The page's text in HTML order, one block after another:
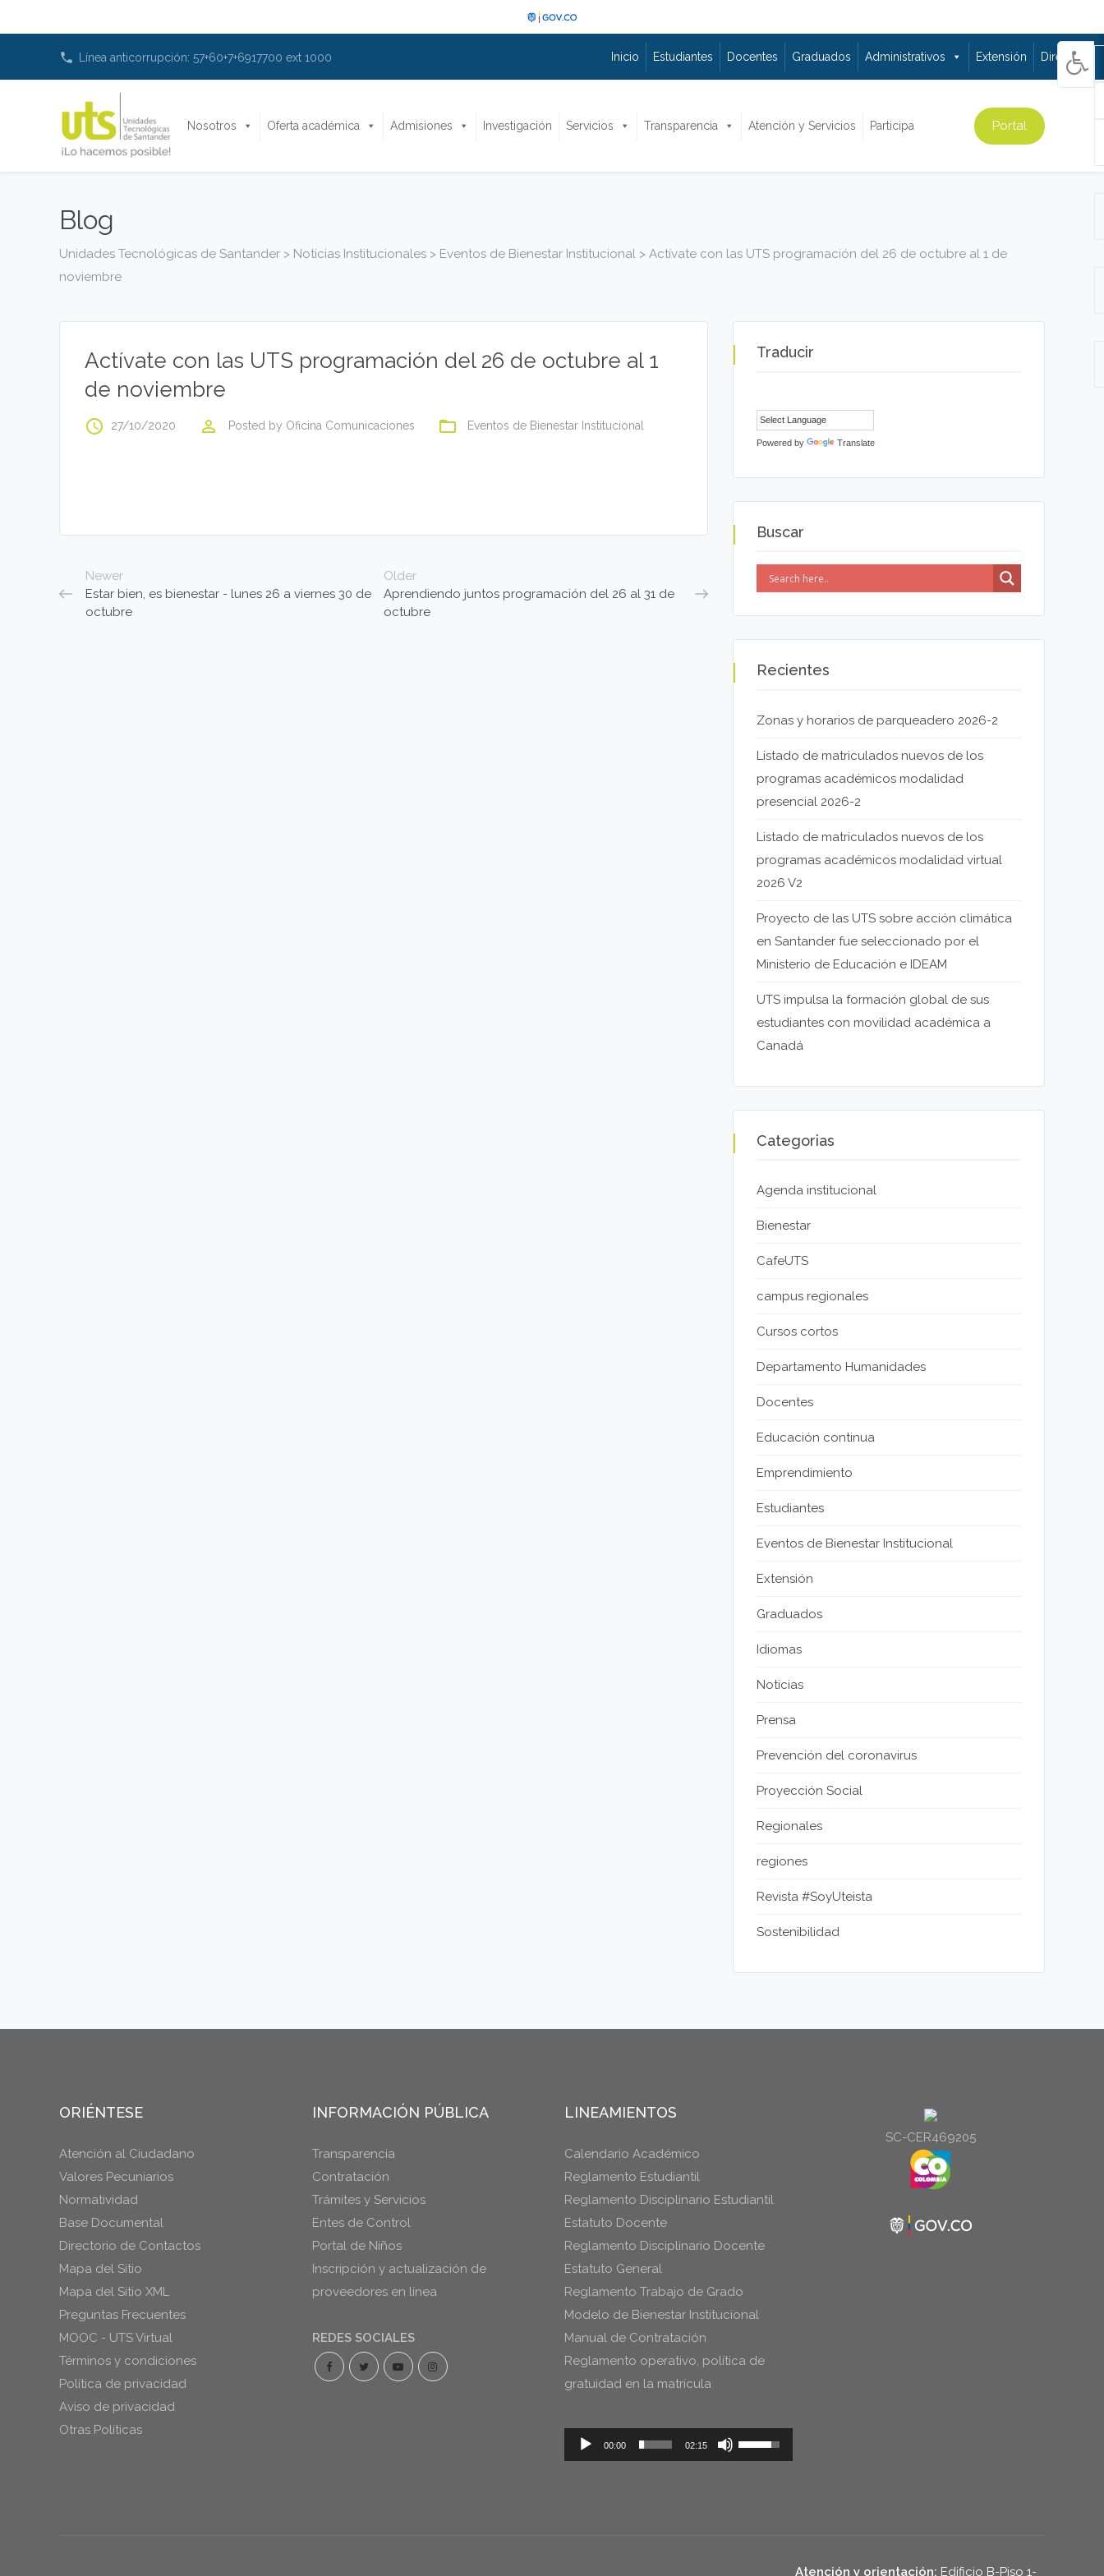
phone Línea anticorrupción: 57+60+7+6917700 ext 1000 Inicio Estudiantes Docentes Graduados Administrativos Extensión Directorio
Nosotros Oferta académica Admisiones Investigación Servicios Transparencia Atención y Servicios Participa Portal
Blog
Unidades Tecnológicas de Santander > Noticias Institucionales > Eventos de Bienestar Institucional > Actívate con las UTS programación del 26 de octubre al 1 de
noviembre
Actívate con las UTS programación del 26 de octubre al 1
de noviembre
access_time 27/10/2020 perm_identity Posted by Oficina Comunicaciones folder_open Eventos de Bienestar Institucional
Newer
Estar bien, es bienestar - lunes 26 a viernes 30 de
octubre
Older
Aprendiendo juntos programación del 26 al 31 de
octubre
Traducir
Powered by Translate
Buscar
Recientes
Zonas y horarios de parqueadero 2026-2
Listado de matriculados nuevos de los
programas académicos modalidad
presencial 2026-2
Listado de matriculados nuevos de los
programas académicos modalidad virtual
2026 V2
Proyecto de las UTS sobre acción climática
en Santander fue seleccionado por el
Ministerio de Educación e IDEAM
UTS impulsa la formación global de sus
estudiantes con movilidad académica a
Canadá
Categorias
Agenda institucional
Bienestar
CafeUTS
campus regionales
Cursos cortos
Departamento Humanidades
Docentes
Educación continua
Emprendimiento
Estudiantes
Eventos de Bienestar Institucional
Extensión
Graduados
Idiomas
Noticias
Prensa
Prevención del coronavirus
Proyección Social
Regionales
regiones
Revista #SoyUteista
Sostenibilidad
ORIÉNTESE
Atención al Ciudadano
Valores Pecuniarios
Normatividad
Base Documental
Directorio de Contactos
Mapa del Sitio
Mapa del Sitio XML
Preguntas Frecuentes
MOOC - UTS Virtual
Términos y condiciones
Política de privacidad
Aviso de privacidad
Otras Políticas
INFORMACIÓN PÚBLICA
Transparencia
Contratación
Trámites y Servicios
Entes de Control
Portal de Niños
Inscripción y actualización de
proveedores en línea
REDES SOCIALES
LINEAMIENTOS
Calendario Académico
Reglamento Estudiantil
Reglamento Disciplinario Estudiantil
Estatuto Docente
Reglamento Disciplinario Docente
Estatuto General
Reglamento Trabajo de Grado
Modelo de Bienestar Institucional
Manual de Contratación
Reglamento operativo, política de
gratuidad en la matrícula
Reproductor
de
00:00 02:15
Utiliza
las
SC-CER469205
Atención y orientación: Edificio B-Piso 1-